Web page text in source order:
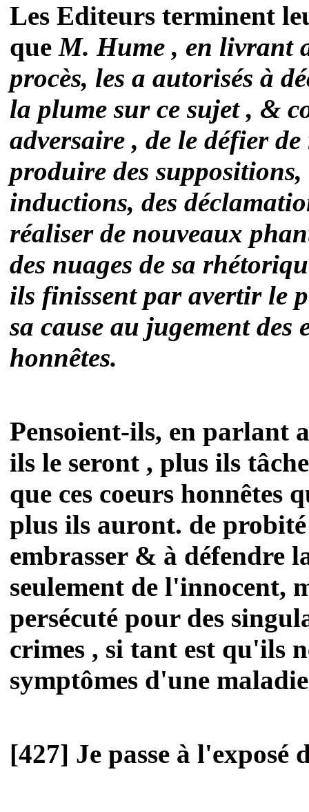
Les Editeurs terminent
queM. Hume , en livrant
procès, les a autorisés à
la plume sur ce sujet , &
adversaire , de le défier
produire des
inductions, des
réaliser de nouveaux
des nuages de sa
ils finissent par avertir le
sa cause au jugement des
honnêtes.
Pensoient-ils, en parlant
ils le seront , plus ils
que ces coeurs
plus ils auront. de
embrasser & à défendre
seulement de l'innocent,
persécuté pour des
crimes , si tant est qu'ils
symptômes d'une
[427] Je passe à l'exposé